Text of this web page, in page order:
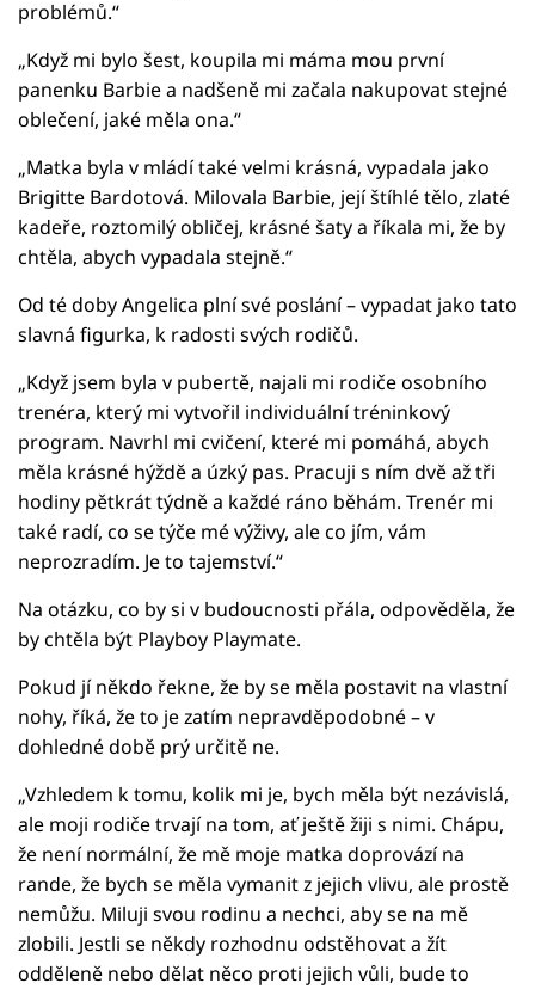
problémů.“
„Když mi bylo šest, koupila mi máma mou první
panenku Barbie a nadšeně mi začala nakupovat stejné
oblečení, jaké měla ona.“
„Matka byla v mládí také velmi krásná, vypadala jako
Brigitte Bardotová. Milovala Barbie, její štíhlé tělo, zlaté
kadeře, roztomilý obličej, krásné šaty a říkala mi, že by
chtěla, abych vypadala stejně.“
Od té doby Angelica plní své poslání – vypadat jako tato
slavná figurka, k radosti svých rodičů.
„Když jsem byla v pubertě, najali mi rodiče osobního
trenéra, který mi vytvořil individuální tréninkový
program. Navrhl mi cvičení, které mi pomáhá, abych
měla krásné hýždě a úzký pas. Pracuji s ním dvě až tři
hodiny pětkrát týdně a každé ráno běhám. Trenér mi
také radí, co se týče mé výživy, ale co jím, vám
neprozradím. Je to tajemství.“
Na otázku, co by si v budoucnosti přála, odpověděla, že
by chtěla být Playboy Playmate.
Pokud jí někdo řekne, že by se měla postavit na vlastní
nohy, říká, že to je zatím nepravděpodobné – v
dohledné době prý určitě ne.
„Vzhledem k tomu, kolik mi je, bych měla být nezávislá,
ale moji rodiče trvají na tom, ať ještě žiji s nimi. Chápu,
že není normální, že mě moje matka doprovází na
rande, že bych se měla vymanit z jejich vlivu, ale prostě
nemůžu. Miluji svou rodinu a nechci, aby se na mě
zlobili. Jestli se někdy rozhodnu odstěhovat a žít
odděleně nebo dělat něco proti jejich vůli, bude to